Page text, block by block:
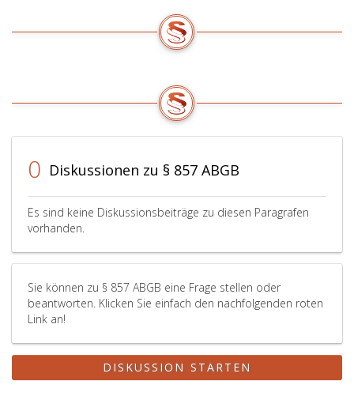
0 Diskussionen zu § 857 ABGB
Es sind keine Diskussionsbeiträge zu diesen Paragrafen
vorhanden.
Sie können zu § 857 ABGB eine Frage stellen oder
beantworten. Klicken Sie einfach den nachfolgenden roten
Link an!
DISKUSSION STARTEN